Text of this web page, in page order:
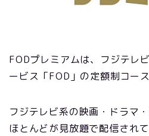
FODプレミアムは、フジテレ
ービス「FOD」の定額制コース
フジテレビ系の映画・ドラマ
ほとんどが見放題で配信されて